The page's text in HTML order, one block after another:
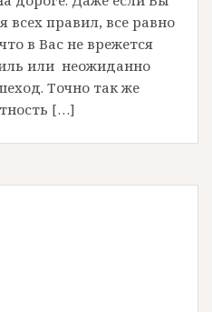
всех правил, все равно
в Вас не врежется
или неожиданно
Точно так же
[…]